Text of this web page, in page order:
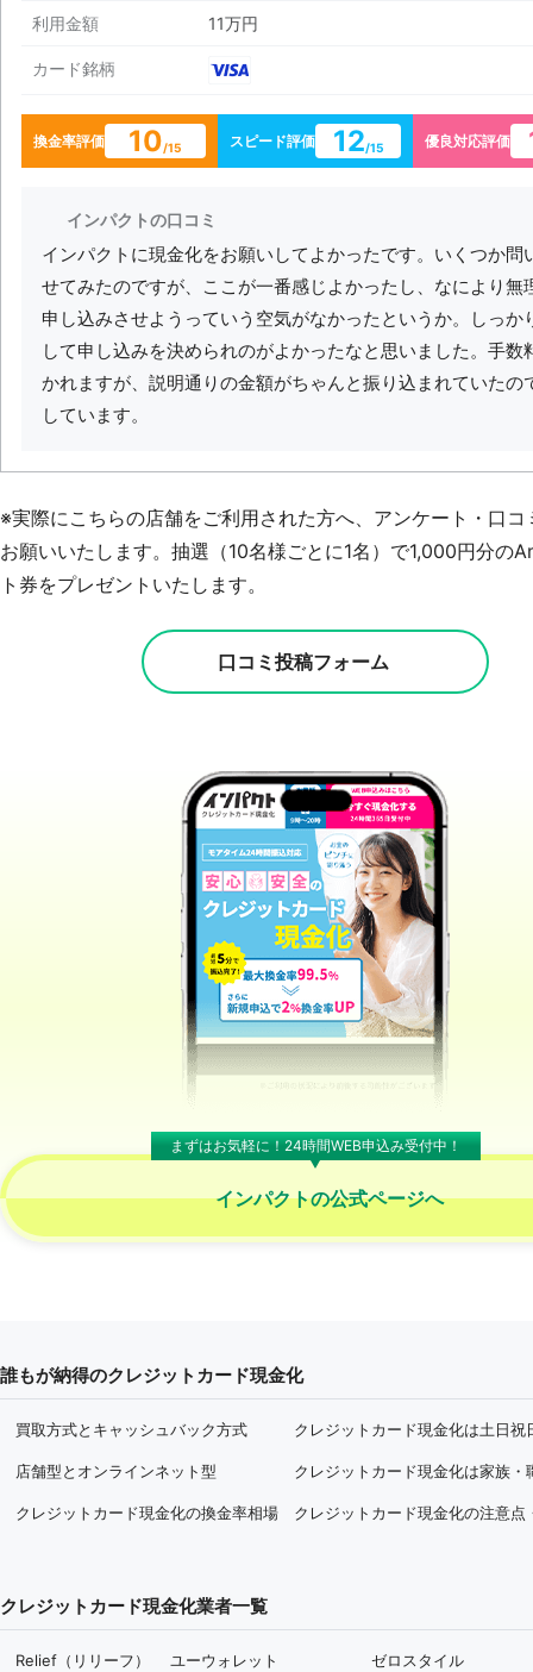
利用金額 11万円
カード銘柄
換金率評価 10/15 スピード評価 12/15 優良対応評価
インパクトの口コミ
インパクトに現金化をお願いしてよかったです。いくつか問
せてみたのですが、ここが一番感じよかったし、なにより無
申し込みさせようっていう空気がなかったというか。しっか
して申し込みを決められのがよかったなと思いました。手数
かれますが、説明通りの金額がちゃんと振り込まれていたの
しています。
※実際にこちらの店舗をご利用された方へ、アンケート・口コ
お願いいたします。抽選（10名様ごとに1名）で1,000円分の
ト券をプレゼントいたします。
口コミ投稿フォーム
まずはお気軽に！24時間WEB申込み受付中！
インパクトの公式ページへ
誰もが納得のクレジットカード現金化
買取方式とキャッシュバック方式
店舗型とオンラインネット型
クレジットカード現金化の換金率相場
クレジットカード現金化は土日祝
クレジットカード現金化は家族・
クレジットカード現金化の注意点
クレジットカード現金化業者一覧
Relief（リリーフ） ユーウォレット ゼロスタイル